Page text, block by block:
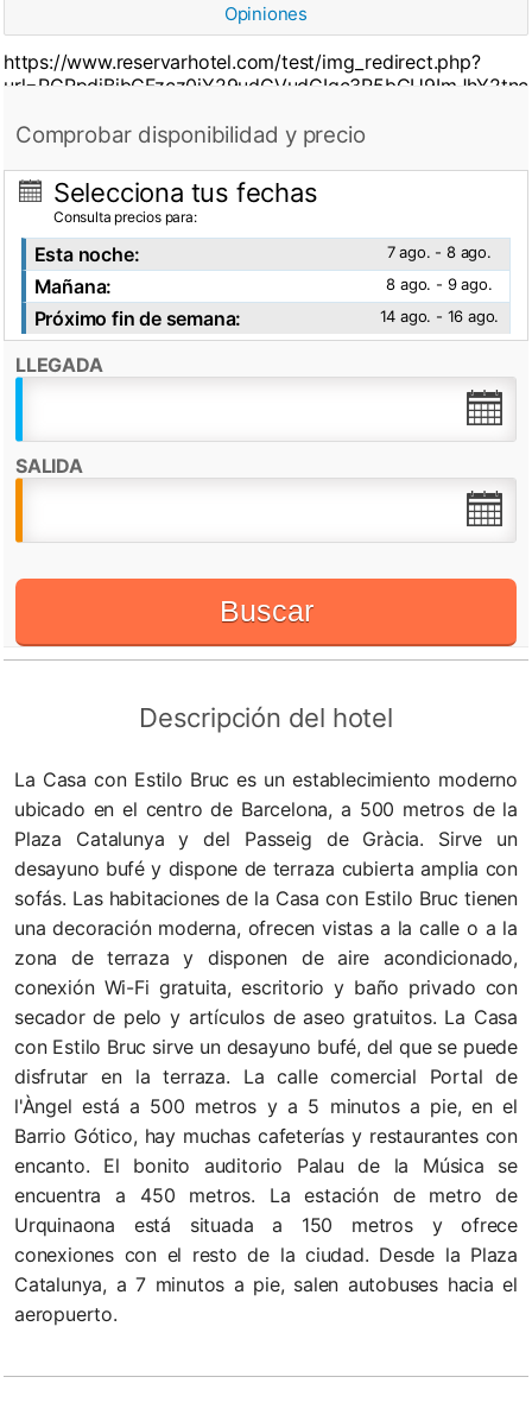
Opiniones
https://www.reservarhotel.com/test/img_redirect.php?
Check in desde:14:00h
Comprobar disponibilidad y precio
Selecciona tus fechas
Consulta precios para:
Esta noche: 7 ago. - 8 ago.
Mañana: 8 ago. - 9 ago.
Próximo fin de semana: 14 ago. - 16 ago.
LLEGADA
SALIDA
Buscar
Descripción del hotel
La Casa con Estilo Bruc es un establecimiento moderno
ubicado en el centro de Barcelona, ​​a 500 metros de la
Plaza Catalunya y del Passeig de Gràcia. Sirve un
desayuno bufé y dispone de terraza cubierta amplia con
sofás. Las habitaciones de la Casa con Estilo Bruc tienen
una decoración moderna, ofrecen vistas a la calle o a la
zona de terraza y disponen de aire acondicionado,
conexión Wi-Fi gratuita, escritorio y baño privado con
secador de pelo y artículos de aseo gratuitos. La Casa
con Estilo Bruc sirve un desayuno bufé, del que se puede
disfrutar en la terraza. La calle comercial Portal de
l'Àngel está a 500 metros y a 5 minutos a pie, en el
Barrio Gótico, hay muchas cafeterías y restaurantes con
encanto. El bonito auditorio Palau de la Música se
encuentra a 450 metros. La estación de metro de
Urquinaona está situada a 150 metros y ofrece
conexiones con el resto de la ciudad. Desde la Plaza
Catalunya, a 7 minutos a pie, salen autobuses hacia el
aeropuerto.